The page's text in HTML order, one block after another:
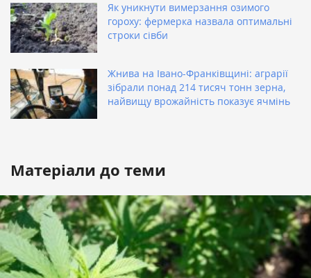
Як уникнути вимерзання озимого
гороху: фермерка назвала оптимальні
строки сівби
Жнива на Івано-Франківщині: аграрії
зібрали понад 214 тисяч тонн зерна,
найвищу врожайність показує ячмінь
Матеріали до теми